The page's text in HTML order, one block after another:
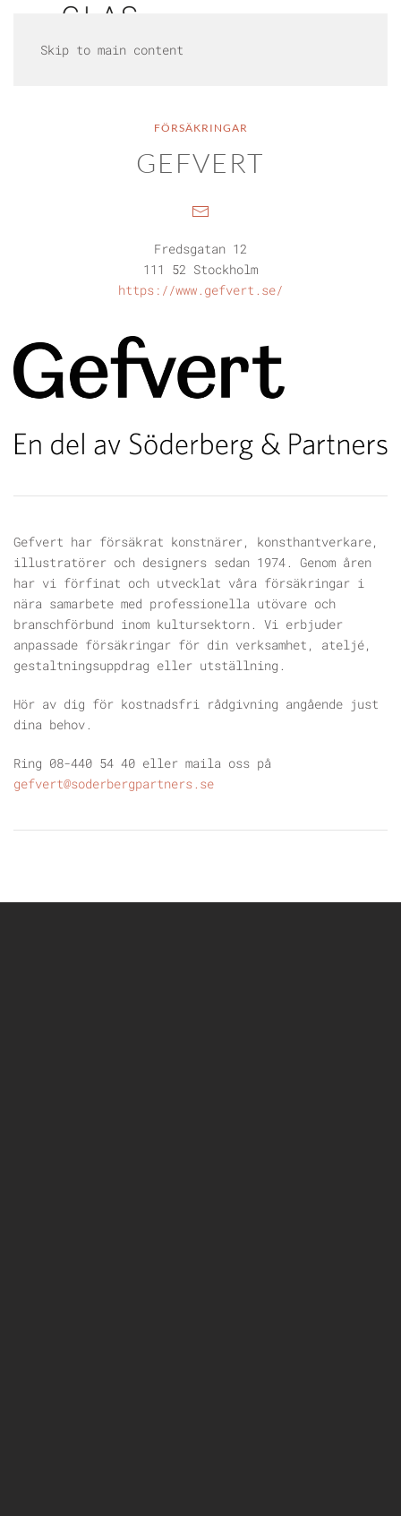
Skip to main content
FÖRSÄKRINGAR
GEFVERT
Fredsgatan 12
111 52 Stockholm
https://www.gefvert.se/
Gefvert har försäkrat konstnärer, konsthantverkare,
illustratörer och designers sedan 1974. Genom åren
har vi förfinat och utvecklat våra försäkringar i
nära samarbete med professionella utövare och
branschförbund inom kultursektorn. Vi erbjuder
anpassade försäkringar för din verksamhet, ateljé,
gestaltningsuppdrag eller utställning.
Hör av dig för kostnadsfri rådgivning angående just
dina behov.
Ring 08-440 54 40 eller maila oss på
gefvert@soderbergpartners.se